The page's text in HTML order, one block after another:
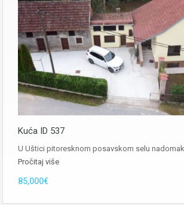
Kuća ID 537
U Uštici pitoresknom posavskom selu nadomak
Pročitaj više
85,000€